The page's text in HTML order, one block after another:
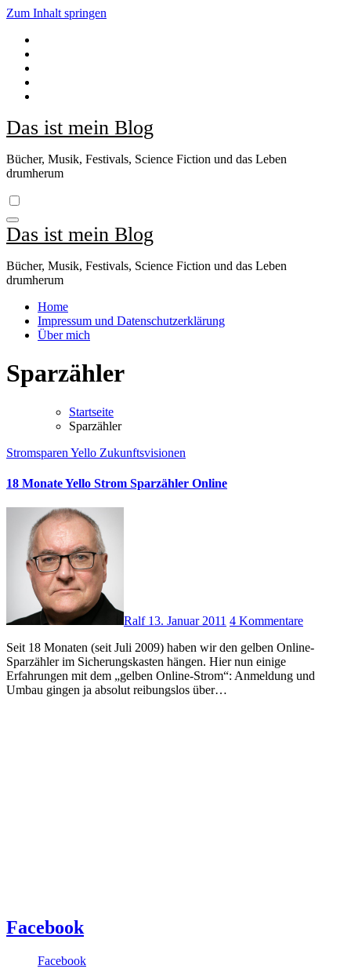
Zum Inhalt springen
Das ist mein Blog
Bücher, Musik, Festivals, Science Fiction und das Leben
drumherum
Das ist mein Blog
Bücher, Musik, Festivals, Science Fiction und das Leben
drumherum
Home
Impressum und Datenschutzerklärung
Über mich
Sparzähler
Startseite
Sparzähler
Stromsparen Yello Zukunftsvisionen
18 Monate Yello Strom Sparzähler Online
Ralf 13. Januar 2011 4 Kommentare
Seit 18 Monaten (seit Juli 2009) haben wir den gelben Online-
Sparzähler im Sicherungskasten hängen. Hier nun einige
Erfahrungen mit dem „gelben Online-Strom“: Anmeldung und
Umbau gingen ja absolut reibungslos über…
Facebook
Facebook